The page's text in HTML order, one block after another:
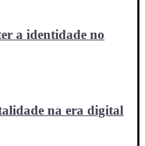
a identidade no
na era digital